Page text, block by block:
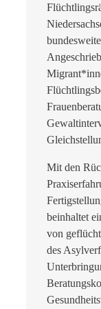
Mit den
beinhaltet
von
des